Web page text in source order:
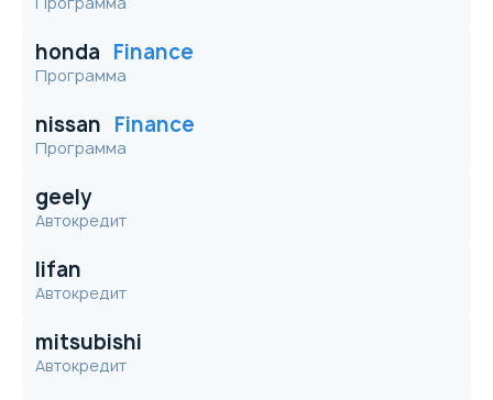
honda Finance
Программа
nissan Finance
Программа
geely
Автокредит
lifan
Автокредит
mitsubishi
Автокредит